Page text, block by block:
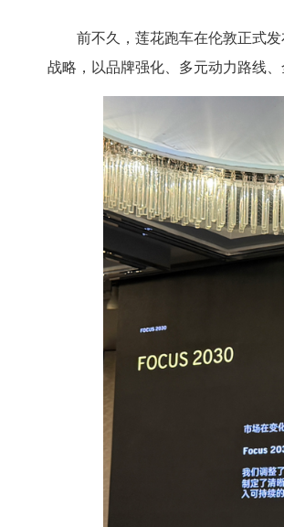
前不久，莲花跑车在伦敦正式
战略，以品牌强化、多元动力路线